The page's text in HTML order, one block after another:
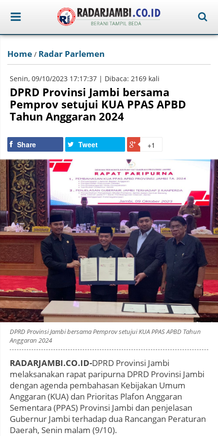
Home / Radar Parlemen
Senin, 09/10/2023 17:17:37 | Dibaca: 2169 kali
DPRD Provinsi Jambi bersama
Pemprov setujui KUA PPAS APBD
Tahun Anggaran 2024
Share Tweet +1
Photo by
:
DPRD Provinsi Jambi bersama Pemprov setujui KUA PPAS APBD Tahun
Anggaran 2024
RADARJAMBI.CO.ID-DPRD Provinsi Jambi
melaksanakan rapat paripurna DPRD Provinsi Jambi
dengan agenda pembahasan Kebijakan Umum
Anggaran (KUA) dan Prioritas Plafon Anggaran
Sementara (PPAS) Provinsi Jambi dan penjelasan
Gubernur Jambi terhadap dua Rancangan Peraturan
Daerah, Senin malam (9/10).